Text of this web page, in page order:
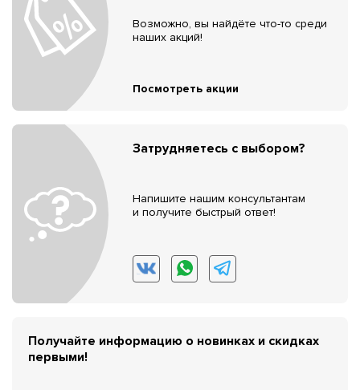
Возможно, вы найдёте что-то среди
наших акций!
Посмотреть акции
Затрудняетесь с выбором?
Напишите нашим консультантам
и получите быстрый ответ!
Получайте информацию о новинках и скидках
первыми!